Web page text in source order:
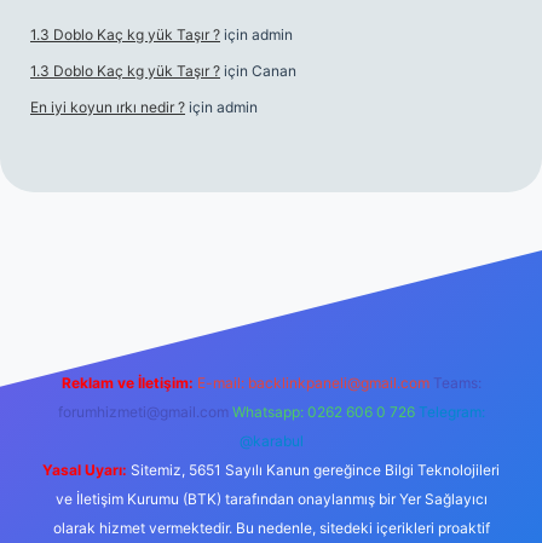
1.3 Doblo Kaç kg yük Taşır ? için admin
1.3 Doblo Kaç kg yük Taşır ? için Canan
En iyi koyun ırkı nedir ? için admin
Reklam ve İletişim: E-mail: backlinkpaneli@gmail.com Teams:
forumhizmeti@gmail.com Whatsapp: 0262 606 0 726 Telegram:
@karabul
Yasal Uyarı: Sitemiz, 5651 Sayılı Kanun gereğince Bilgi Teknolojileri
ve İletişim Kurumu (BTK) tarafından onaylanmış bir Yer Sağlayıcı
olarak hizmet vermektedir. Bu nedenle, sitedeki içerikleri proaktif